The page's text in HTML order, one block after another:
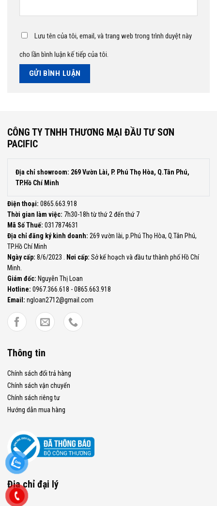
Lưu tên của tôi, email, và trang web trong trình duyệt này
cho lần bình luận kế tiếp của tôi.
CÔNG TY TNHH THƯƠNG MẠI ĐẦU TƯ SƠN
PACIFIC
Địa chỉ showroom: 269 Vườn Lài, P. Phú Thọ Hòa, Q.Tân Phú,
TP.Hồ Chí Minh
Điện thoại: 0865.663.918
Thời gian làm việc: 7h30-18h từ thứ 2 đến thứ 7
Mã Số Thuế: 0317874631
Địa chỉ đăng ký kinh doanh: 269 vườn lài, p.Phú Thọ Hòa, Q.Tân Phú,
TP.Hồ Chí Minh
Ngày cấp: 8/6/2023 . Nơi cấp: Sở kế hoạch và đầu tư thành phố Hồ Chí
Minh.
Giám đốc: Nguyễn Thị Loan
Hotline: 0967.366.618 - 0865.663.918
Email: ngloan2712@gmail.com
Thông tin
Chính sách đổi trả hàng
Chính sách vận chuyển
Chính sách riêng tư
Hướng dẫn mua hàng
Địa chỉ đại lý